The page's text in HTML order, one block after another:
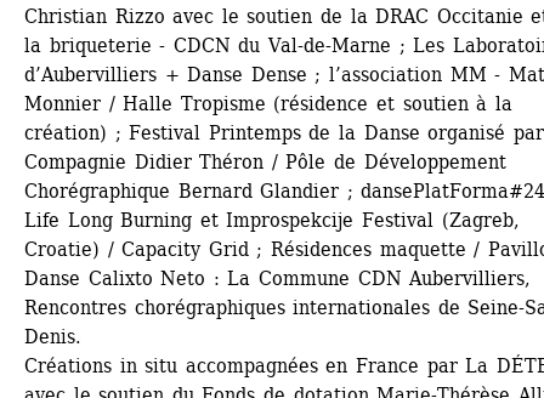
Christian Rizzo avec le soutien de la DRAC Occitanie
la briqueterie - CDCN du Val-de-Marne ; Les
d’Aubervilliers + Danse Dense ; l’association MM -
Monnier / Halle Tropisme (résidence et soutien à la
création) ; Festival Printemps de la Danse organisé
Compagnie Didier Théron / Pôle de Développement
Chorégraphique Bernard Glandier ;
Life Long Burning et Improspekcije Festival (Zagreb,
Croatie) / Capacity Grid ; Résidences maquette /
Danse Calixto Neto : La Commune CDN Aubervilliers,
Rencontres chorégraphiques internationales de Seine-
Denis.
Créations in situ accompagnées en France par La